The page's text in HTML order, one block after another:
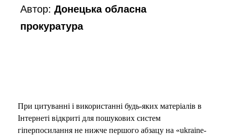
Автор:Донецька обласна
прокуратура
При цитуванні і використанні будь-яких матеріалів в
Інтернеті відкриті для пошукових систем
гіперпосилання не нижче першого абзацу на «ukraine-